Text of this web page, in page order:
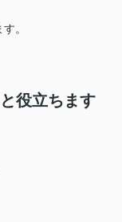
。
役立ちます